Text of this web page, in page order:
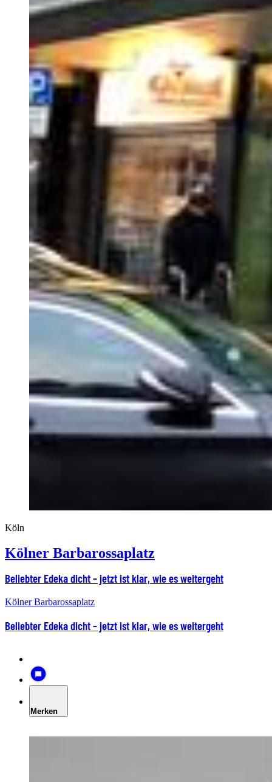
Köln
Kölner Barbarossaplatz
Beliebter Edeka dicht – jetzt ist klar, wie es weitergeht
Kölner Barbarossaplatz
Beliebter Edeka dicht – jetzt ist klar, wie es weitergeht
Merken